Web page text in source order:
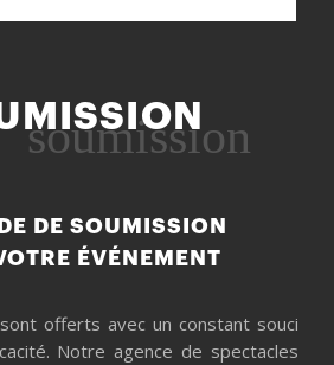
soumission
DE SOUMISSION
ÉVÉNEMENT
offerts avec un constant souci
Notre agence de spectacles